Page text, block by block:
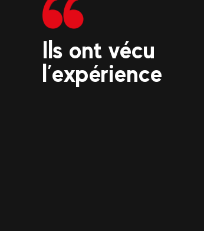
Ils ont vécu
l’expérience